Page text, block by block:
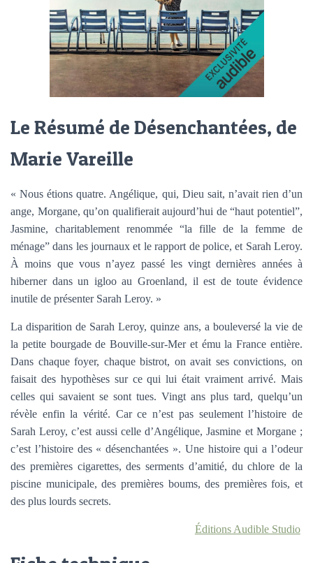
Le Résumé de Désenchantées, de
Marie Vareille
« Nous étions quatre. Angélique, qui, Dieu sait, n’avait rien d’un
ange, Morgane, qu’on qualifierait aujourd’hui de “haut potentiel”,
Jasmine, charitablement renommée “la fille de la femme de
ménage” dans les journaux et le rapport de police, et Sarah Leroy.
À moins que vous n’ayez passé les vingt dernières années à
hiberner dans un igloo au Groenland, il est de toute évidence
inutile de présenter Sarah Leroy. »
La disparition de Sarah Leroy, quinze ans, a bouleversé la vie de
la petite bourgade de Bouville-sur-Mer et ému la France entière.
Dans chaque foyer, chaque bistrot, on avait ses convictions, on
faisait des hypothèses sur ce qui lui était vraiment arrivé. Mais
celles qui savaient se sont tues. Vingt ans plus tard, quelqu’un
révèle enfin la vérité. Car ce n’est pas seulement l’histoire de
Sarah Leroy, c’est aussi celle d’Angélique, Jasmine et Morgane ;
c’est l’histoire des « désenchantées ». Une histoire qui a l’odeur
des premières cigarettes, des serments d’amitié, du chlore de la
piscine municipale, des premières boums, des premières fois, et
des plus lourds secrets.
Éditions Audible Studio